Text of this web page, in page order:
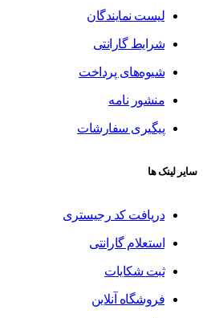
لیست نمایندگان
شرایط گارانتی
شیوه‌های پرداخت
منشور نامه
پیگیری سفارشات
سایر لینک ها
دریافت کد رجیستری
استعلام گارانتی
ثبت شکایات
فروشگاه آنلاین